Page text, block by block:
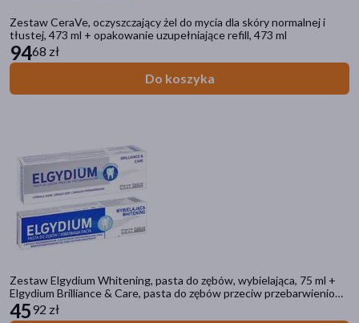
Zestaw CeraVe, oczyszczający żel do mycia dla skóry normalnej i
tłustej, 473 ml + opakowanie uzupełniające refill, 473 ml
9468 zł
Do koszyka
Zestaw Elgydium Whitening, pasta do zębów, wybielająca, 75 ml +
Elgydium Brilliance & Care, pasta do zębów przeciw przebarwieniom,
30 ml
4592 zł
SeptOral Med
SeptOral Halito
La Roche-Posay Lipikar(3)
Vichy Dercos(3)
pokaż więcej